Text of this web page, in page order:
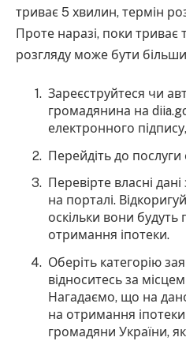
триває 5 хвилин, термін
Проте наразі, поки
розгляду може бути
Зареєструйтеся чи
громадянина на
електронного
Перейдіть до послуги
Перевірте власні
на порталі.
оскільки вони будуть
отримання іпотеки.
Оберіть категорію
відноситесь за
Нагадаємо, що на
на отримання
громадяни України,